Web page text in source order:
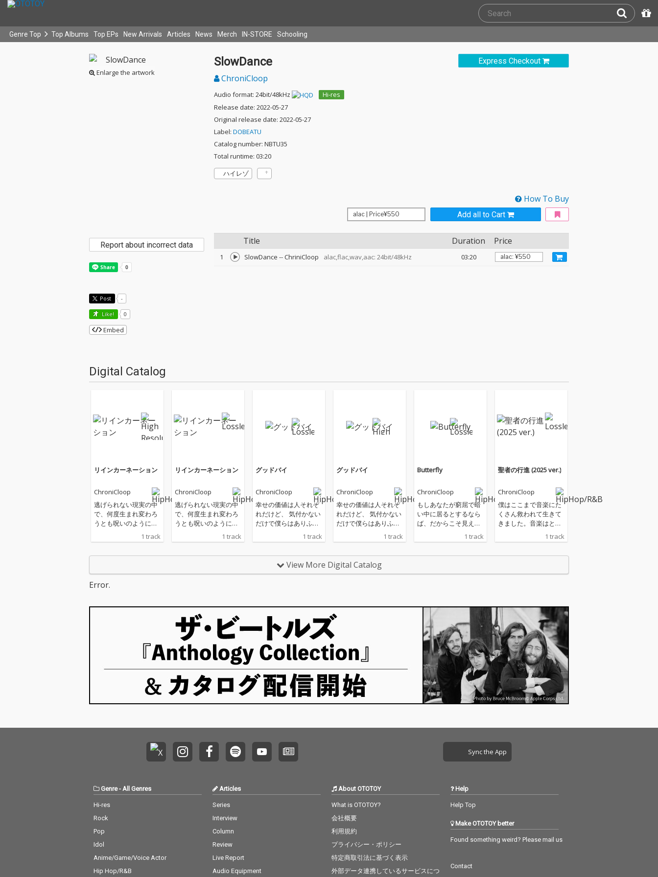
Genre Top Top Albums Top EPs New Arrivals Articles News Merch IN-STORE Schooling
Enlarge the artwork
Express Checkout
SlowDance
ChroniCloop
Audio format: 24bit/48kHz
Hi-res
Release date: 2022-05-27
Original release date: 2022-05-27
Label: DOBEATU
Catalog number: NBTU35
Total runtime: 03:20
ハイレゾ
How To Buy
Add all to Cart
Title Duration Price
1 SlowDance --ChriniCloop alac,flac,wav,aac: 24bit/48kHz 03:20
Report about incorrect data
Post -
Like! 0
Embed
Digital Catalog
リインカーネーション
ChroniCloop
逃げられない現実の中
で、何度生まれ変わろ
うとも呪いのように辛
いことはあるし、居場
所もなく地獄を彷徨う
たの世界で謳歌して生
です。
1 track
リインカーネーション
ChroniCloop
逃げられない現実の中
で、何度生まれ変わろ
うとも呪いのように辛
いことはあるし、居場
所もなく地獄を彷徨う
です。
1 track
グッドバイ
ChroniCloop
幸せの価値は人それぞ
れだけど、 気付かない
だけで僕らはありふれ
た幸せに 満たされてい
て、十分すぎるんだと
や君を失った時の悲し
みも全部きっと必要だ
1 track
グッドバイ
ChroniCloop
幸せの価値は人それぞ
れだけど、 気付かない
だけで僕らはありふれ
た幸せに 満たされてい
て、十分すぎるんだと
や君を失った時の悲し
みも全部きっと必要だ
1 track
Butterfly
ChroniCloop
もしあなたが窮屈で暗
い中に居るとするなら
ば、だからこそ見える
光があるはずです。自
由は近くにあるからこ
きる。そうゆう歌で
1 track
聖者の行進 (2025 ver.)
ChroniCloop
僕はここまで音楽にた
くさん救われて生きて
きました。音楽はとて
も優しいんです。この
歌が夜を超えて、何処
1 track
View More Digital Catalog
Error.
Sync the App
Genre- All Genres
Hi-res
Rock
Pop
Idol
Anime/Game/Voice Actor
Hip Hop/R&B
Articles
Series
Interview
Column
Review
Live Report
Audio Equipment
About OTOTOY
What is OTOTOY?
会社概要
利用規約
プライバシー・ポリシー
特定商取引法に基づく表示
外部データ連携しているサービスにつ
Help
Help Top
Make OTOTOY better
Found something weird? Please mail us
Contact